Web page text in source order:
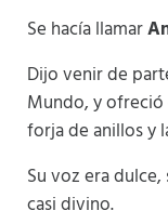
Se hacía llamar
Dijo venir de
Mundo, y
forja de anillos y
Su voz era
casi divino.